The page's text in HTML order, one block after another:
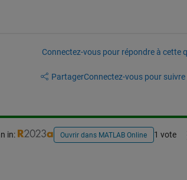
Connectez-vous pour répondre à cette
PartagerConnectez-vous pour suivre
in: Ouvrir dans MATLAB Online 1 vote